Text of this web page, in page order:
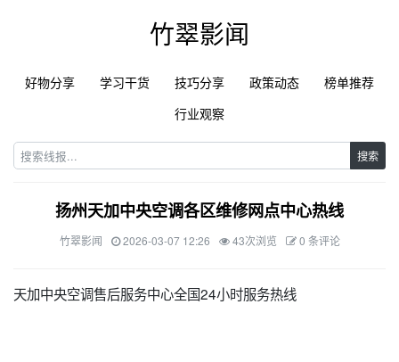
竹翠影闻
好物分享 学习干货 技巧分享 政策动态
榜单推荐
行业观察
搜索
扬州天加中央空调各区维修网点中心热线
竹翠影闻 2026-03-07 12:26 43次浏览 0 条评论
天加中央空调售后服务中心全国24小时服务热线